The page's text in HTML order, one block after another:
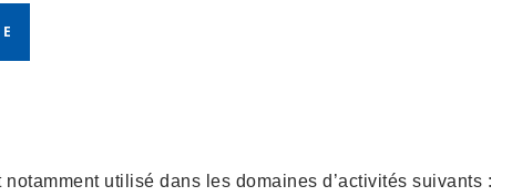
utilisé dans les domaines d’activités suivants :